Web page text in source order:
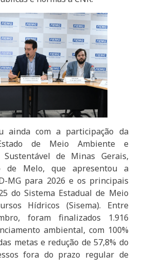
ainda com a participação da
de Meio Ambiente e
Sustentável de Minas Gerais,
de Melo, que apresentou a
MG para 2026 e os principais
do Sistema Estadual de Meio
Hídricos (Sisema). Entre
foram finalizados 1.916
ambiental, com 100%
metas e redução de 57,8% do
fora do prazo regular de